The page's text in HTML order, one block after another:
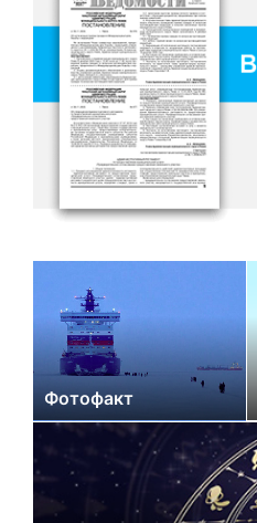
Фотофакт